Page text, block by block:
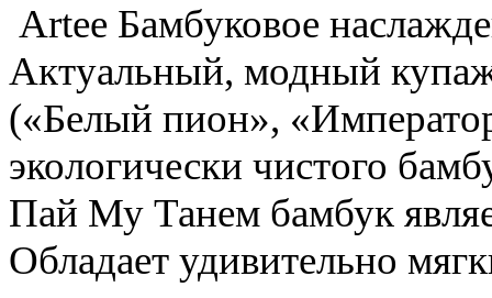
Artee Бамбуковое
Актуальный, модный
(«Белый пион»,
экологически чистого
Пай Му Танем бамбук
Обладает удивительно